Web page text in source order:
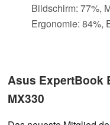
Bildschirm: 77%,
Ergonomie: 84%,
Asus ExpertBook
MX330